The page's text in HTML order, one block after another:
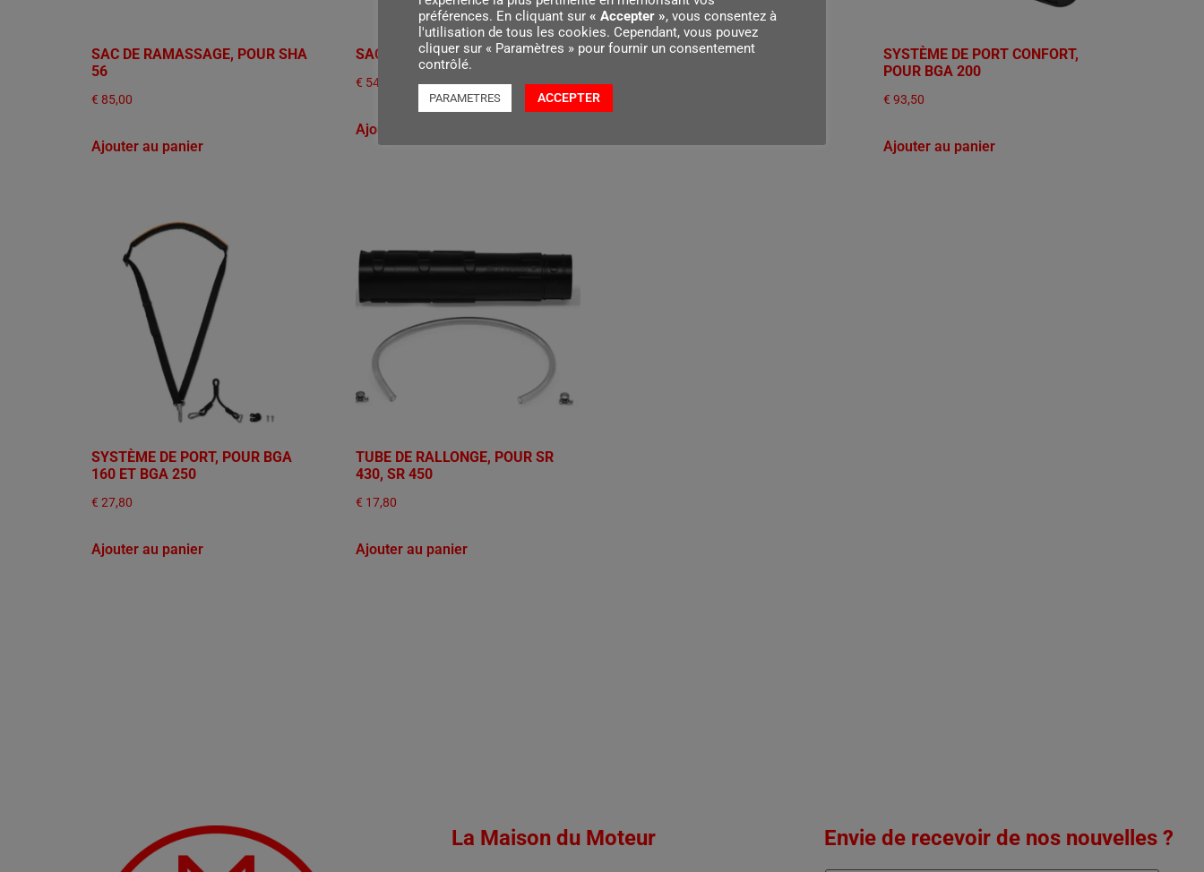
SAC DE RAMASSAGE, POUR SHA
56
€ 85,00
Ajouter au panier
SAC DE TRANSPORT
€ 54,00
Ajouter au panier
SET SUPPORT
SYSTÈME DE PORT CONFORT,
POUR BGA 200
€ 93,50
Ajouter au panier
SYSTÈME DE PORT, POUR BGA
160 ET BGA 250
€ 27,80
Ajouter au panier
TUBE DE RALLONGE, POUR SR
430, SR 450
€ 17,80
Ajouter au panier
La Maison du Moteur Envie de recevoir de nos nouvelles ?
préférences. En cliquant sur « Accepter », vous consentez à
l'utilisation de tous les cookies. Cependant, vous pouvez
cliquer sur « Paramètres » pour fournir un consentement
contrôlé.
PARAMETRES ACCEPTER